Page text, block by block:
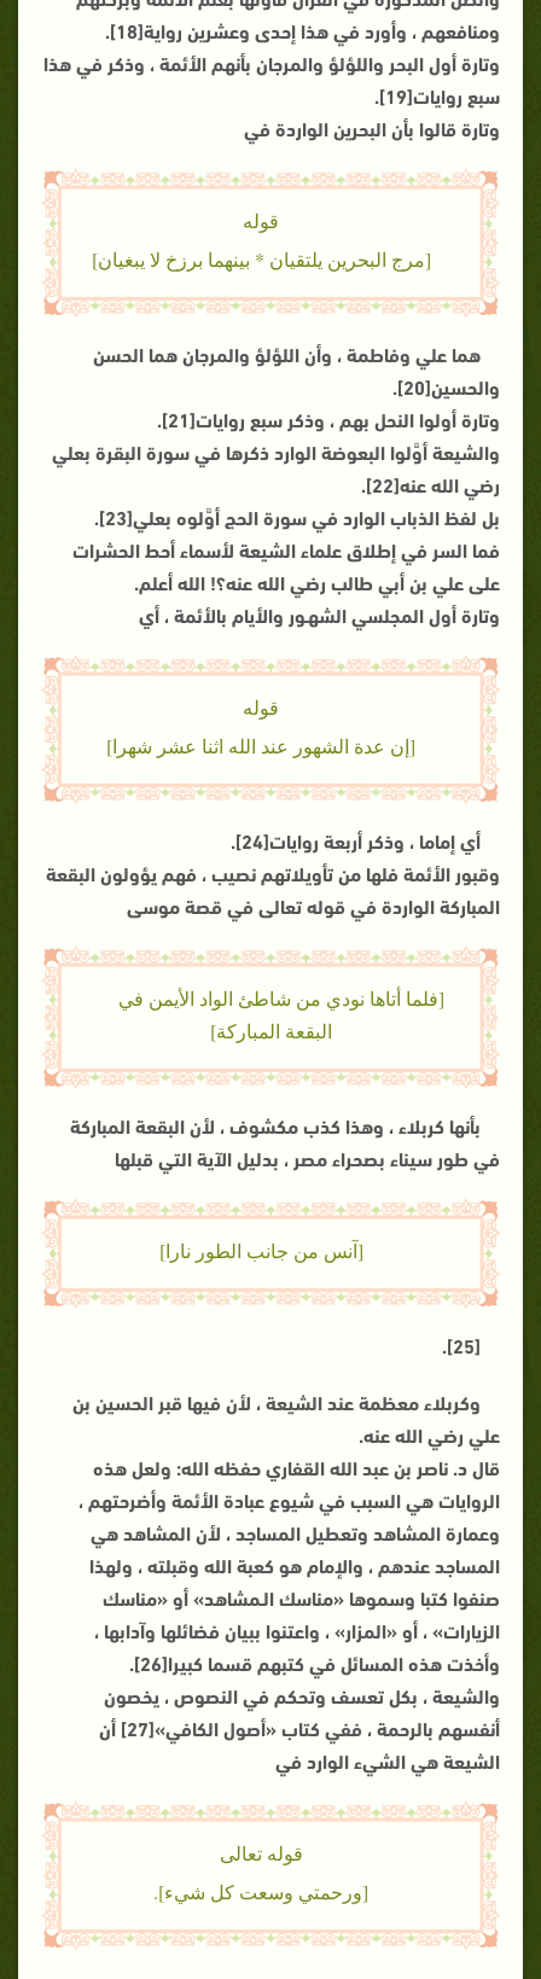
ومنافعهم ، وأورد في هذا إحدى وعشرين رواية[18].
وتارة أول البحر واللؤلؤ والمرجان بأنهم الأئمة ، وذكر في هذا
سبع روايات[19].
وتارة قالوا بأن البحرين الواردة في
قوله
[مرج البحرين يلتقيان * بينهما برزخ لا يبغيان]
هما علي وفاطمة ، وأن اللؤلؤ والمرجان هما الحسن
والحسين[20].
وتارة أولوا النحل بهم ، وذكر سبع روايات[21].
والشيعة أوَّلوا البعوضة الوارد ذكرها في سورة البقرة بعلي
رضي الله عنه[22].
بل لفظ الذباب الوارد في سورة الحج أوَّلوه بعلي[23].
فما السر في إطلاق علماء الشيعة لأسماء أحط الحشرات
على علي بن أبي طالب رضي الله عنه؟! الله أعلم.
وتارة أول المجلسي الشهـور والأيام بالأئمة ، أي
قوله
[إن عدة الشهور عند الله اثنا عشر شهرا]
أي إماما ، وذكر أربعة روايات[24].
وقبور الأئمة فلها من تأويلاتهم نصيب ، فهم يؤولون البقعة
المباركة الواردة في قوله تعالى في قصة موسى
[فلما أتاها نودي من شاطئ الواد الأيمن في
البقعة المباركة]
بأنها كربلاء ، وهذا كذب مكشوف ، لأن البقعة المباركة
في طور سيناء بصحراء مصر ، بدليل الآية التي قبلها
[آنس من جانب الطور نارا]
[25].
وكربلاء معظمة عند الشيعة ، لأن فيها قبر الحسين بن
علي رضي الله عنه.
قال د. ناصر بن عبد الله القفاري حفظه الله: ولعل هذه
الروايات هي السبب في شيوع عبادة الأئمة وأضرحتهم ،
وعمارة المشاهد وتعطيل المساجد ، لأن المشاهد هي
المساجد عندهم ، والإمام هو كعبة الله وقبلته ، ولهذا
صنفوا كتبا وسموها «مناسك الـمشاهد» أو «مناسك
الزيارات» ، أو «المزار» ، واعتنوا ببيان فضائلها وآدابها ،
وأخذت هذه المسائل في كتبهم قسما كبيرا[26].
والشيعة ، بكل تعسف وتحكم في النصوص ، يخصون
أنفسهم بالرحمة ، ففي كتاب «أصول الكافي»[27] أن
الشيعة هي الشيء الوارد في
قوله تعالى
[ورحمتي وسعت كل شيء].